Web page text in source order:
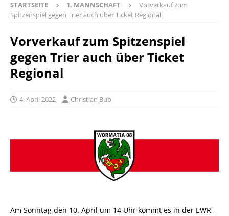
STARTSEITE 1. MANNSCHAFT
Vorverkauf zum
Spitzenspiel gegen Trier auch über Ticket Regional
Vorverkauf zum Spitzenspiel
gegen Trier auch über Ticket
Regional
4. April 2022 Christian Bub
Am Sonntag den 10. April um 14 Uhr kommt es in der EWR-